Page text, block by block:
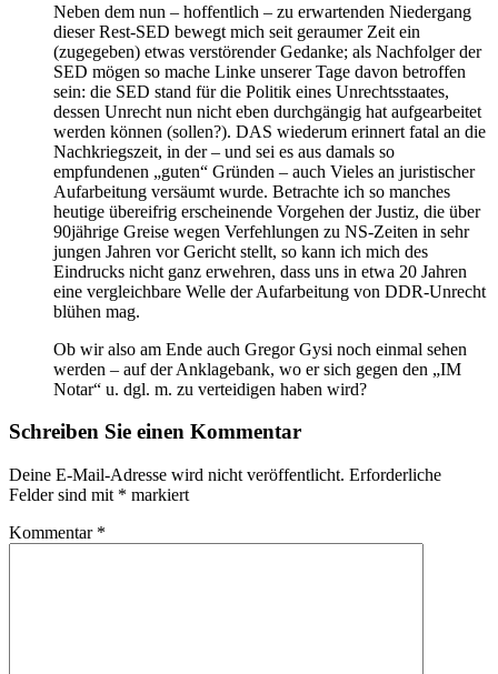
Neben dem nun – hoffentlich – zu erwartenden Niedergang
dieser Rest-SED bewegt mich seit geraumer Zeit ein
(zugegeben) etwas verstörender Gedanke; als Nachfolger der
SED mögen so mache Linke unserer Tage davon betroffen
sein: die SED stand für die Politik eines Unrechtsstaates,
dessen Unrecht nun nicht eben durchgängig hat aufgearbeitet
werden können (sollen?). DAS wiederum erinnert fatal an die
Nachkriegszeit, in der – und sei es aus damals so
empfundenen „guten“ Gründen – auch Vieles an juristischer
Aufarbeitung versäumt wurde. Betrachte ich so manches
heutige übereifrig erscheinende Vorgehen der Justiz, die über
90jährige Greise wegen Verfehlungen zu NS-Zeiten in sehr
jungen Jahren vor Gericht stellt, so kann ich mich des
Eindrucks nicht ganz erwehren, dass uns in etwa 20 Jahren
eine vergleichbare Welle der Aufarbeitung von DDR-Unrecht
blühen mag.
Ob wir also am Ende auch Gregor Gysi noch einmal sehen
werden – auf der Anklagebank, wo er sich gegen den „IM
Notar“ u. dgl. m. zu verteidigen haben wird?
Schreiben Sie einen Kommentar
Deine E-Mail-Adresse wird nicht veröffentlicht. Erforderliche
Felder sind mit * markiert
Kommentar *